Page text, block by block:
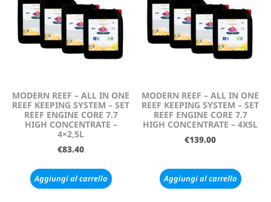
MODERN REEF – ALL IN ONE
REEF KEEPING SYSTEM – SET
REEF ENGINE CORE 7.7
HIGH CONCENTRATE –
4×2,5L
€83.40
Aggiungi al carrello
MODERN REEF – ALL IN ONE
REEF KEEPING SYSTEM – SET
REEF ENGINE CORE 7.7
HIGH CONCENTRATE – 4X5L
€139.00
Aggiungi al carrello